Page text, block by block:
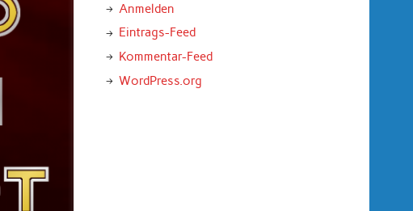
Anmelden
Eintrags-Feed
Kommentar-Feed
WordPress.org